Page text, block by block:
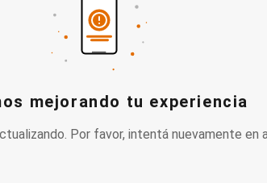
mejorando tu experiencia
Por favor, intentá nuevamente en